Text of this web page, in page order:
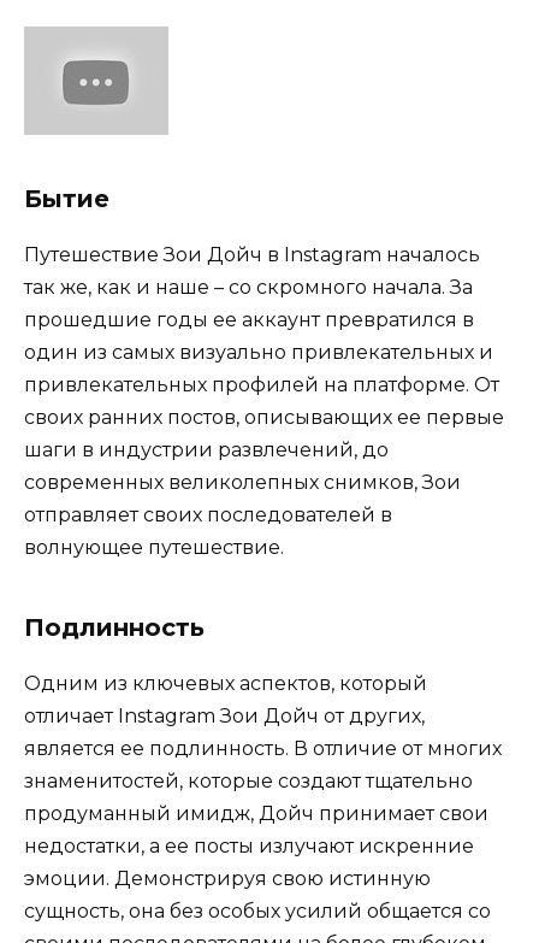
Бытие
Путешествие Зои Дойч в Instagram началось
так же, как и наше – со скромного начала. За
прошедшие годы ее аккаунт превратился в
один из самых визуально привлекательных и
привлекательных профилей на платформе. От
своих ранних постов, описывающих ее первые
шаги в индустрии развлечений, до
современных великолепных снимков, Зои
отправляет своих последователей в
волнующее путешествие.
Подлинность
Одним из ключевых аспектов, который
отличает Instagram Зои Дойч от других,
является ее подлинность. В отличие от многих
знаменитостей, которые создают тщательно
продуманный имидж, Дойч принимает свои
недостатки, а ее посты излучают искренние
эмоции. Демонстрируя свою истинную
сущность, она без особых усилий общается со